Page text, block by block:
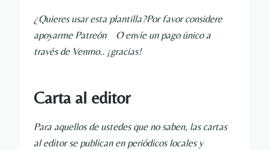
¿Quieres usar esta plantilla?Por favor considere
apoyarme Patreón
    O envíe un pago único a
través de Venmo.. ¡gracias!
Carta al editor
Para aquellos de ustedes que no saben, las cartas
al editor se publican en periódicos locales y